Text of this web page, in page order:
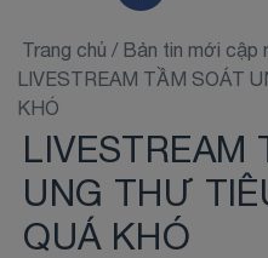
Trang chủ /Bản tin mới cập
LIVESTREAM TẦM SOÁT
KHÓ
LIVESTREAM
UNG THƯ
QUÁ KHÓ